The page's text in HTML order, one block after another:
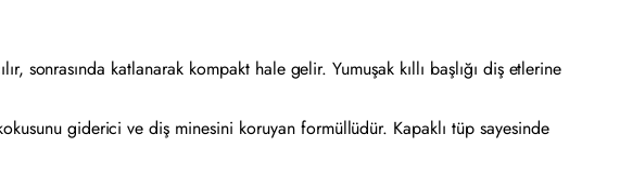
sonrasında katlanarak kompakt hale gelir. Yumuşak kıllı başlığı diş etlerine
giderici ve diş minesini koruyan formüllüdür. Kapaklı tüp sayesinde